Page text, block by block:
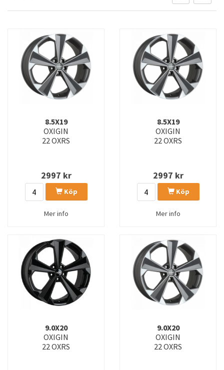
8.5X19
OXIGIN
22 OXRS
2997 kr
Köp
Mer info
8.5X19
OXIGIN
22 OXRS
2997 kr
Köp
Mer info
9.0X20
OXIGIN
22 OXRS
9.0X20
OXIGIN
22 OXRS